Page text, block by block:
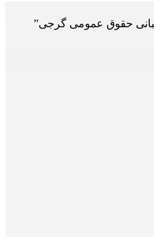
حقوق عمومی گرجی”